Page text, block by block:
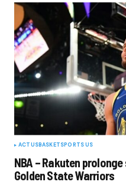
ACTUSBASKETSPORTS US
NBA – Rakuten
Golden State Warriors